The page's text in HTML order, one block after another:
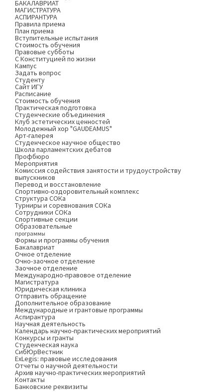
БАКАЛАВРИАТ
МАГИСТРАТУРА
АСПИРАНТУРА
Правила приема
План приема
Вступительные испытания
Стоимость обучения
Правовые субботы
С Конституцией по жизни
Кампус
Задать вопрос
Студенту
Сайт ИГУ
Расписание
Стоимость обучения
Практическая подготовка
Студенческие объединения
Клуб эстетических ценностей
Молодежный хор "GAUDEAMUS"
Арт-галерея
Студенческое научное общество
Школа парламентских дебатов
Профбюро
Мероприятия
Комиссия содействия занятости и трудоустройству
выпускников
Перевод и восстановление
Спортивно-оздоровительный комплекс
Структура СОКа
Турниры и соревнования СОКа
Сотрудники СОКа
Спортивные секции
Образовательные
программы
Формы и программы обучения
Бакалавриат
Очное отделение
Очно-заочное отделение
Заочное отделение
Международно-правовое отделение
Магистратура
Юридическая клиника
Отправить обращение
Дополнительное образование
Международные и грантовые программы
Аспирантура
Научная деятельность
Календарь научно-практических мероприятий
Конкурсы и гранты
Студенческая наука
СибЮрВестник
ExLegis: правовые исследования
Отчеты о научной деятельности
Архив научно-практических мероприятий
Контакты
Банковские реквизиты